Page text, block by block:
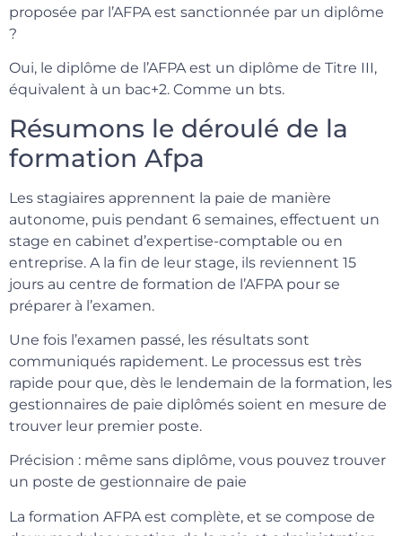
proposée par l’AFPA est sanctionnée par un diplôme
?
Oui, le diplôme de l’AFPA est un diplôme de Titre III,
équivalent à un bac+2. Comme un bts.
Résumons le déroulé de la
formation Afpa
Les stagiaires apprennent la paie de manière
autonome, puis pendant 6 semaines, effectuent un
stage en cabinet d’expertise-comptable ou en
entreprise. A la fin de leur stage, ils reviennent 15
jours au centre de formation de l’AFPA pour se
préparer à l’examen.
Une fois l’examen passé, les résultats sont
communiqués rapidement. Le processus est très
rapide pour que, dès le lendemain de la formation, les
gestionnaires de paie diplômés soient en mesure de
trouver leur premier poste.
Précision : même sans diplôme, vous pouvez trouver
un poste de gestionnaire de paie
La formation AFPA est complète, et se compose de